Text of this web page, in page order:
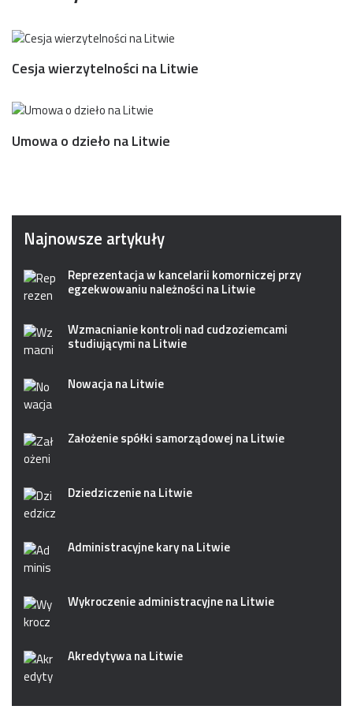
Cesja wierzytelności na Litwie
Umowa o dzieło na Litwie
Najnowsze artykuły
Reprezentacja w kancelarii komorniczej przy
egzekwowaniu należności na Litwie
Wzmacnianie kontroli nad cudzoziemcami
studiującymi na Litwie
Nowacja na Litwie
Założenie spółki samorządowej na Litwie
Dziedziczenie na Litwie
Administracyjne kary na Litwie
Wykroczenie administracyjne na Litwie
Akredytywa na Litwie